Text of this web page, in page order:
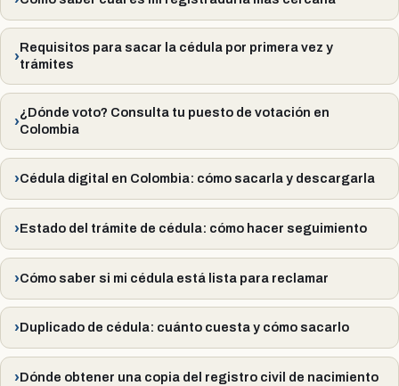
Requisitos para sacar la cédula por primera vez y
trámites
¿Dónde voto? Consulta tu puesto de votación en
Colombia
Cédula digital en Colombia: cómo sacarla y descargarla
Estado del trámite de cédula: cómo hacer seguimiento
Cómo saber si mi cédula está lista para reclamar
Duplicado de cédula: cuánto cuesta y cómo sacarlo
Dónde obtener una copia del registro civil de nacimiento